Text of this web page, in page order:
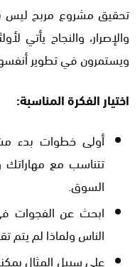
تحقيق مشروع مربح ليس
والإصرار، والنجاح يأتي
ويستمرون في تطوير
اختيار الفكرة المناسبة:
أولى خطوات بدء
تتناسب مع مهاراتك
السوق.
ابحث عن الفجوات
الناس ولماذا لم
على سبيل المثال